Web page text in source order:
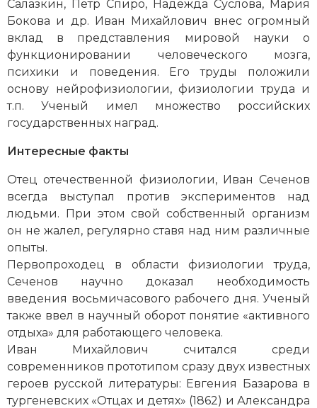
Салазкин, Петр Спиро, Надежда Суслова, Мария
Бокова и др. Иван Михайлович внес огромный
вклад в представления мировой науки о
функционировании человеческого мозга,
психики и поведения. Его труды положили
основу нейрофизиологии, физиологии труда и
т.п. Ученый имел множество российских
государственных наград.
Интересные факты
Отец отечественной физиологии, Иван Сеченов
всегда выступал против экспериментов над
людьми. При этом свой собственный организм
он не жалел, регулярно ставя над ним различные
опыты.
Первопроходец в области физиологии труда,
Сеченов научно доказал необходимость
введения восьмичасового рабочего дня. Ученый
также ввел в научный оборот понятие «активного
отдыха» для работающего человека.
Иван Михайлович считался среди
современников прототипом сразу двух известных
героев русской литературы: Евгения Базарова в
тургеневских «Отцах и детях» (1862) и Александра